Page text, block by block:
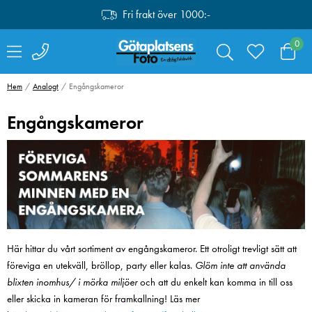
Fri frakt över 1000:-
0
SmallRig 4071
Hem Analogt Engångskameror
Engångskameror
Här hittar du vårt sortiment av engångskameror. Ett otroligt trevligt sätt att
föreviga en utekväll, bröllop, party eller kalas. Glöm inte att använda
blixten inomhus/ i mörka miljöeroch att du enkelt kan komma in till oss
eller skicka in kameran för framkallning! Läs mer